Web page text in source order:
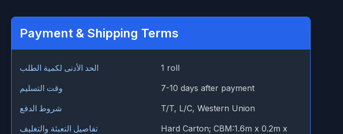
Payment & Shipping Terms
الحد الأدنى لكمية الطلب
1 roll
وقت التسليم
7-10 days after payment
شروط الدفع
T/T, L/C, Western Union
تفاصيل التعبئة والتغليف
Hard Carton; CBM:1.6m x 0.2m x